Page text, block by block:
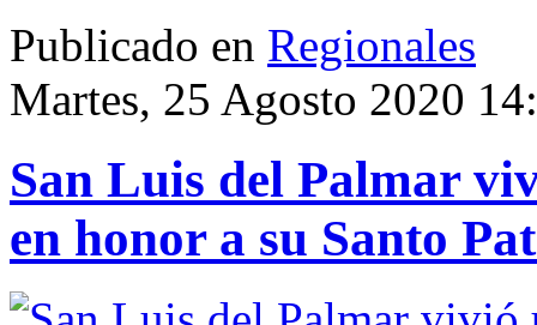
Publicado en Regionales
Martes, 25 Agosto 2020
San Luis del Palmar
en honor a su Santo